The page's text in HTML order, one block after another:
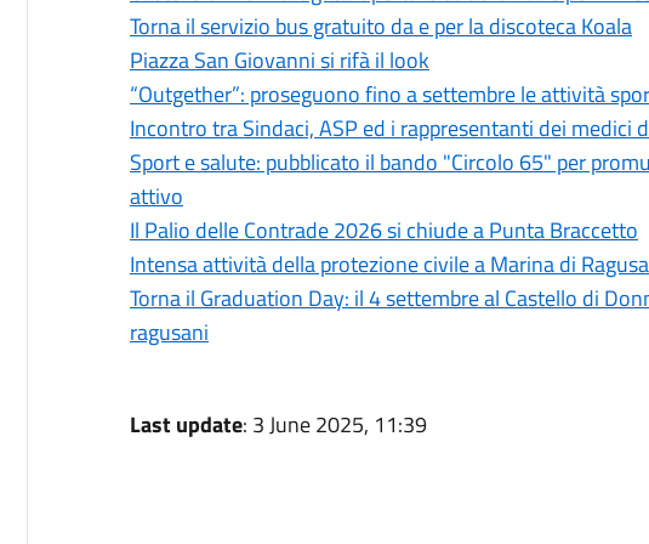
Torna il servizio bus gratuito da e per la discoteca Koala
Piazza San Giovanni si rifà il look
“Outgether”: proseguono fino a settembre le attività
Incontro tra Sindaci, ASP ed i rappresentanti dei medici
Sport e salute: pubblicato il bando "Circolo 65" per
attivo
Il Palio delle Contrade 2026 si chiude a Punta Braccetto
Intensa attività della protezione civile a Marina di Ragusa
Torna il Graduation Day: il 4 settembre al Castello di
ragusani
Last update: 3 June 2025, 11:39